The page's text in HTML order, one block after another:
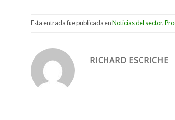
Esta entrada fue publicada enNoticias del sector,
RICHARD ESCRICHE